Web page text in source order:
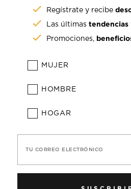
Regístrate y recibe
Las últimastendencias
Promociones,
MUJER
HOMBRE
HOGAR
TU CORREO ELECTRÓNICO